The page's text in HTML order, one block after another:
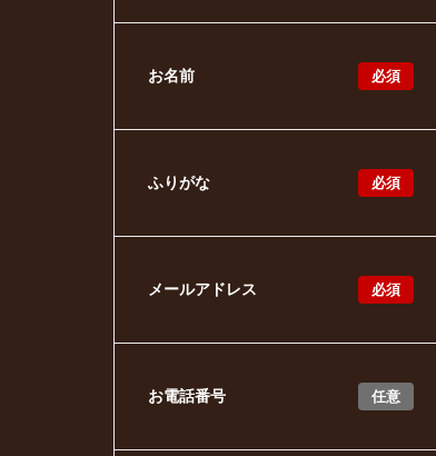
必須
お名前
必須
ふりがな
必須
メールアドレス
任意
お電話番号